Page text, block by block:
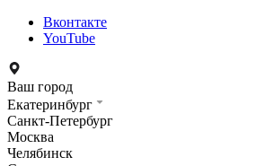
Вконтакте
YouTube
Ваш город
Екатеринбург
Санкт-Петербург
Москва
Челябинск